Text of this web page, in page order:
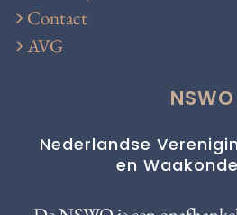
Contact
AVG
NSWO
Nederlandse
en